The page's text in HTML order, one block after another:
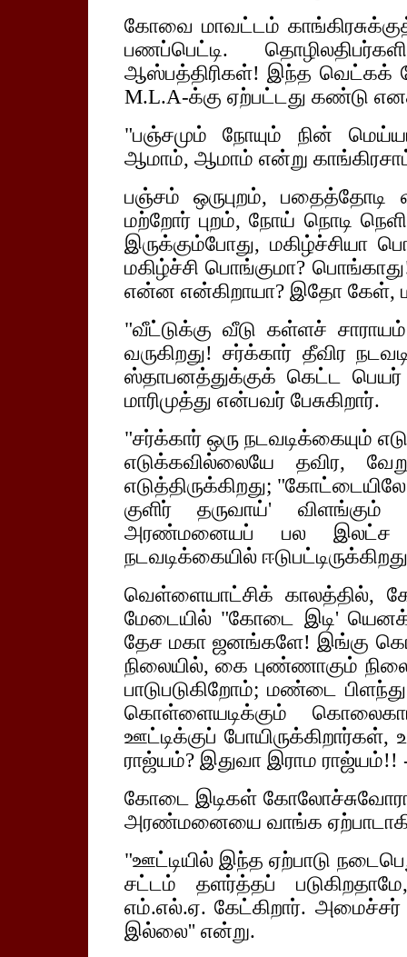
கோவை மாவட்டம்
பணப்பெட்டி.
ஆஸ்பத்திரிகள்! இந்த வெட்கக்
M.L.A-க்கு ஏற்பட்டது கண்டு
"பஞ்சமும் நோயும் நின்
ஆமாம், ஆமாம் என்று
பஞ்சம் ஒருபுறம், பதைத்தோடி
மற்றோர் புறம், நோய் நொடி
இருக்கும்போது, மகிழ்ச்சியா
மகிழ்ச்சி பொங்குமா?
என்ன என்கிறாயா? இதோ கேள்,
"வீட்டுக்கு வீடு கள்ளச்
வருகிறது! சர்க்கார் தீவிர
ஸ்தாபனத்துக்குக் கெட்ட பெயர்
மாரிமுத்து என்பவர் பேசுகிறார்.
"சர்க்கார் ஒரு நடவடிக்கையும்
எடுக்கவில்லையே தவிர,
எடுத்திருக்கிறது;
குளிர் தருவாய்'
அரண்மனையப் பல இலட்ச
நடவடிக்கையில்
வெள்ளையாட்சிக் காலத்தில்,
மேடையில் "கோடை இடி' யெனக்
தேச மகா ஜனங்களே! இங்கு
நிலையில், கை புண்ணாகும்
பாடுபடுகிறோம்; மண்டை
கொள்ளையடிக்கும்
ஊட்டிக்குப்
ராஜ்யம்? இதுவா இராம
கோடை இடிகள்
அரண்மனையை வாங்க ஏற்பாடாகி
"ஊட்டியில் இந்த ஏற்பாடு
சட்டம் தளர்த்தப்
எம்.எல்.ஏ. கேட்கிறார். அமைச்சர்
இல்லை'' என்று.